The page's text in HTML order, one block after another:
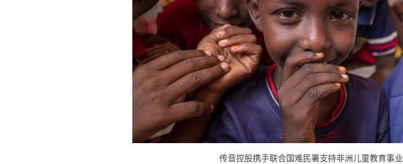
传音控股携手联合国难民署支持非洲儿童教育事业